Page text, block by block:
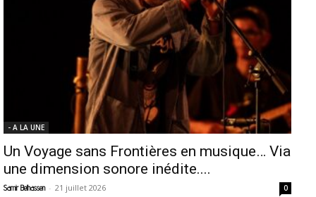
- A LA UNE
Un Voyage sans Frontières en musique… Via
une dimension sonore inédite....
Samir Belhassen - 21 juillet 2026 0